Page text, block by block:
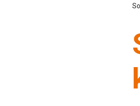
Ympäristö ja
Tietoa